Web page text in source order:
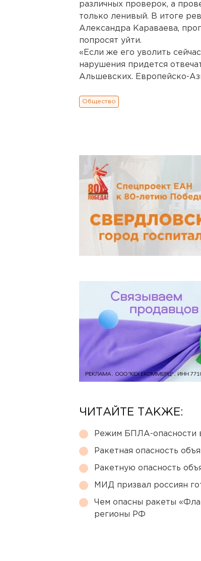
различных проверок, а
только ленивый. В итоге
Александра Караваева,
попросят уйти.
«Если же его уволить
нарушения придется
Альшевских. Европейско-
Общество
ЧИТАЙТЕ ТАКЖЕ:
Режим БПЛА-опасности
Ракетная опасность
Ракетную опасность
МИД призвал россиян
Чем опасны ракеты
регионы РФ